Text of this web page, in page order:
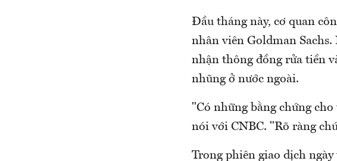
Đầu tháng này, cơ quan
nhân viên Goldman
nhận thông đồng rửa tiền
nhũng ở nước ngoài.
"Có những bằng chứng
nói với CNBC. "Rõ ràng
Trong phiên giao dịch